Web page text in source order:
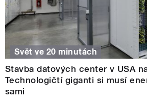
Svět ve 20 minutách
Stavba datových center v USA
Technologičtí giganti si musí
sami